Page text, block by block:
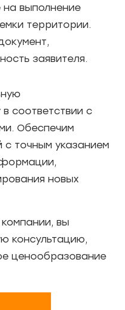
на выполнение
территории.
заявителя.
соответствии с
Обеспечим
точным указанием
новых
вы
консультацию,
ценообразование